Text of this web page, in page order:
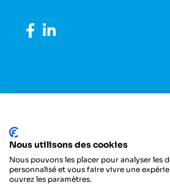
Copyright ©Dedi - Tous droits
Nous utilisons des cookies
Nous pouvons les placer pour analyser
personnalisé et vous faire vivre une
ouvrez les paramètres.